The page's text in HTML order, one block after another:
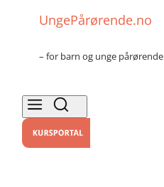
UngePårørende.no
– for barn og unge pårørende